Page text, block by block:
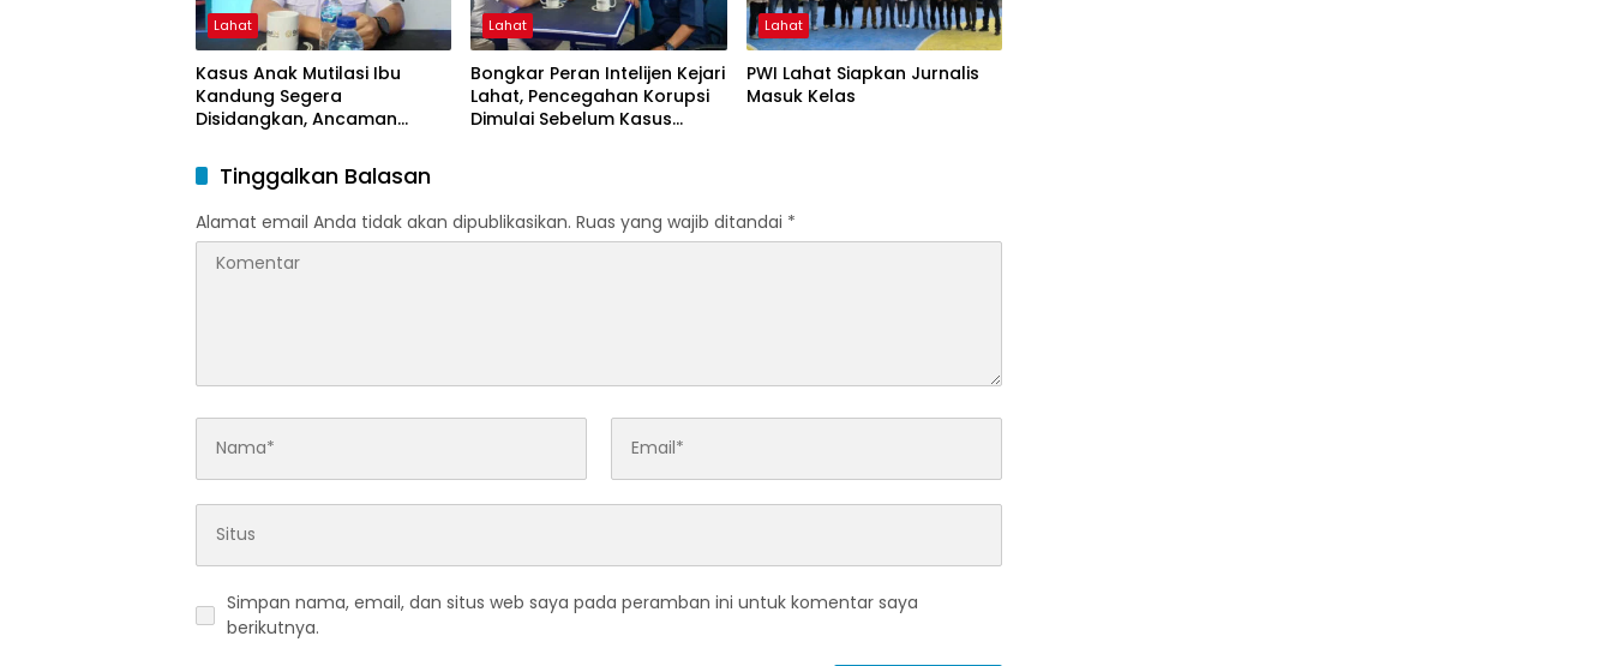
Lahat
Kasus Anak Mutilasi Ibu
Kandung Segera
Disidangkan, Ancaman
Lahat
Bongkar Peran Intelijen Kejari
Lahat, Pencegahan Korupsi
Dimulai Sebelum Kasus
Lahat
PWI Lahat Siapkan Jurnalis
Masuk Kelas
Tinggalkan Balasan
Alamat email Anda tidak akan dipublikasikan. Ruas yang wajib ditandai *
Simpan nama, email, dan situs web saya pada peramban ini untuk komentar saya
berikutnya.